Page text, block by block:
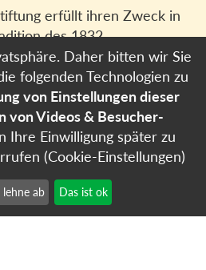
erfüllt ihren Zweck in
des 1832
Verlagsvereins, der
Bücher und Medien
Daher bitten wir Sie
folgenden Technologien zu
von Einstellungen dieser
von Videos & Besucher-
Ihre Einwilligung später zu
(Cookie-Einstellungen)
lehne ab Das ist ok